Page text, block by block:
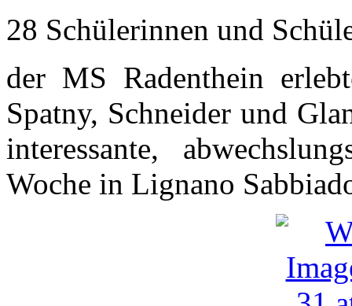
28 Schülerinnen und
der MS Radenthein
Spatny, Schneider und
interessante,
Woche in Lignano